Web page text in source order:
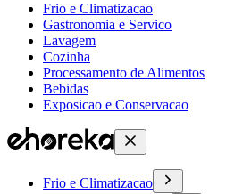
Frio e Climatizacao
Gastronomia e Servico
Lavagem
Cozinha
Processamento de Alimentos
Bebidas
Exposicao e Conservacao
Frio e Climatizacao